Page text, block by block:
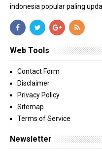
indonesia popular paling
Web Tools
Contact Form
Disclaimer
Privacy Policy
Sitemap
Terms of Service
Newsletter